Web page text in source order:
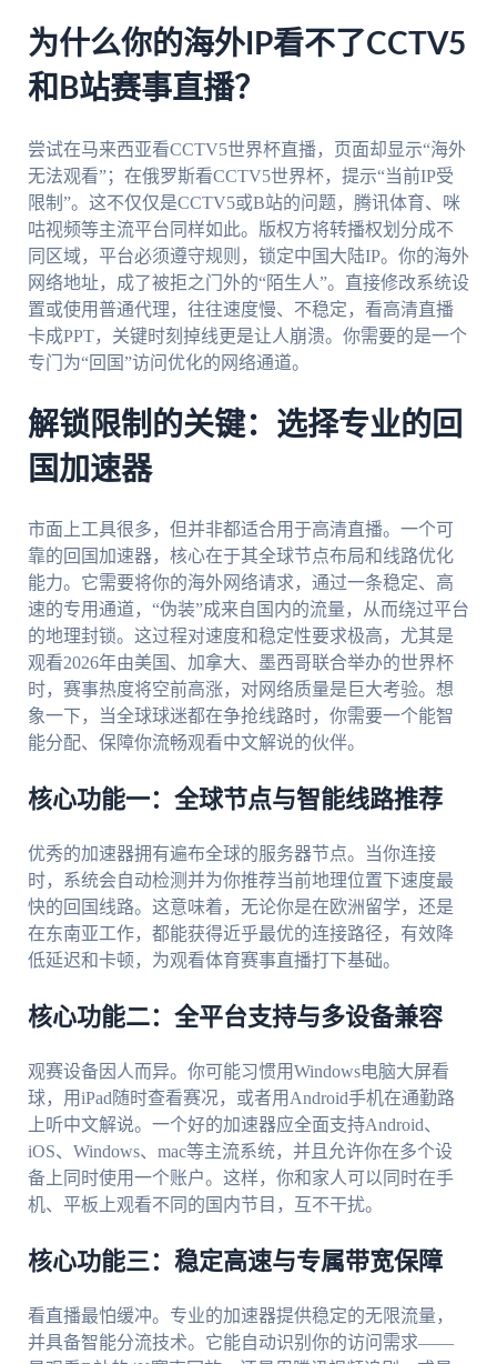
为什么你的海外IP看不了CCTV5
和B站赛事直播？
尝试在马来西亚看CCTV5世界杯直播，页面却显示“海外
无法观看”；在俄罗斯看CCTV5世界杯，提示“当前IP受
限制”。这不仅仅是CCTV5或B站的问题，腾讯体育、咪
咕视频等主流平台同样如此。版权方将转播权划分成不
同区域，平台必须遵守规则，锁定中国大陆IP。你的海外
网络地址，成了被拒之门外的“陌生人”。直接修改系统设
置或使用普通代理，往往速度慢、不稳定，看高清直播
卡成PPT，关键时刻掉线更是让人崩溃。你需要的是一个
专门为“回国”访问优化的网络通道。
解锁限制的关键：选择专业的回
国加速器
市面上工具很多，但并非都适合用于高清直播。一个可
靠的回国加速器，核心在于其全球节点布局和线路优化
能力。它需要将你的海外网络请求，通过一条稳定、高
速的专用通道，“伪装”成来自国内的流量，从而绕过平台
的地理封锁。这过程对速度和稳定性要求极高，尤其是
观看2026年由美国、加拿大、墨西哥联合举办的世界杯
时，赛事热度将空前高涨，对网络质量是巨大考验。想
象一下，当全球球迷都在争抢线路时，你需要一个能智
能分配、保障你流畅观看中文解说的伙伴。
核心功能一：全球节点与智能线路推荐
优秀的加速器拥有遍布全球的服务器节点。当你连接
时，系统会自动检测并为你推荐当前地理位置下速度最
快的回国线路。这意味着，无论你是在欧洲留学，还是
在东南亚工作，都能获得近乎最优的连接路径，有效降
低延迟和卡顿，为观看体育赛事直播打下基础。
核心功能二：全平台支持与多设备兼容
观赛设备因人而异。你可能习惯用Windows电脑大屏看
球，用iPad随时查看赛况，或者用Android手机在通勤路
上听中文解说。一个好的加速器应全面支持Android、
iOS、Windows、mac等主流系统，并且允许你在多个设
备上同时使用一个账户。这样，你和家人可以同时在手
机、平板上观看不同的国内节目，互不干扰。
核心功能三：稳定高速与专属带宽保障
看直播最怕缓冲。专业的加速器提供稳定的无限流量，
并具备智能分流技术。它能自动识别你的访问需求——